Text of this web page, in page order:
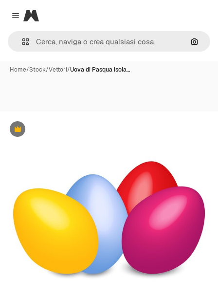
Close menu
Magnific
Cerca
Home/Stock/Vettori/Uova di Pasqua isola…
Premium